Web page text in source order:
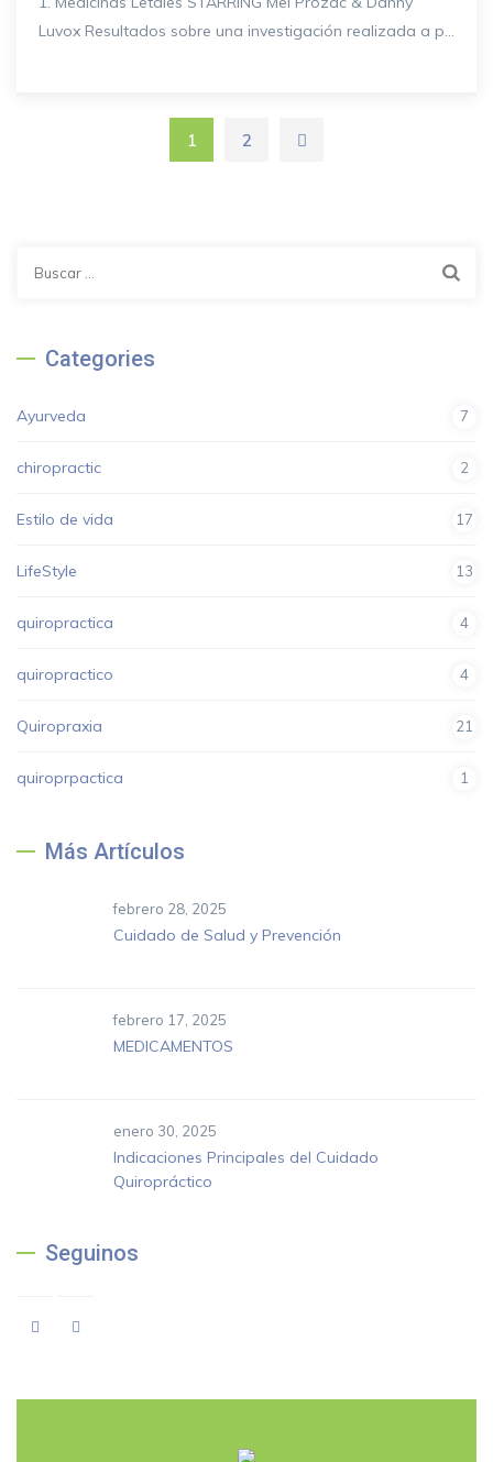
Luvox Resultados sobre una investigación realizada a p...
1 2
Categories
Ayurveda 7
chiropractic 2
Estilo de vida 17
LifeStyle 13
quiropractica 4
quiropractico 4
Quiropraxia 21
quiroprpactica 1
Más Artículos
febrero 28, 2025
Cuidado de Salud y Prevención
febrero 17, 2025
MEDICAMENTOS
enero 30, 2025
Indicaciones Principales del Cuidado
Quiropráctico
Seguinos